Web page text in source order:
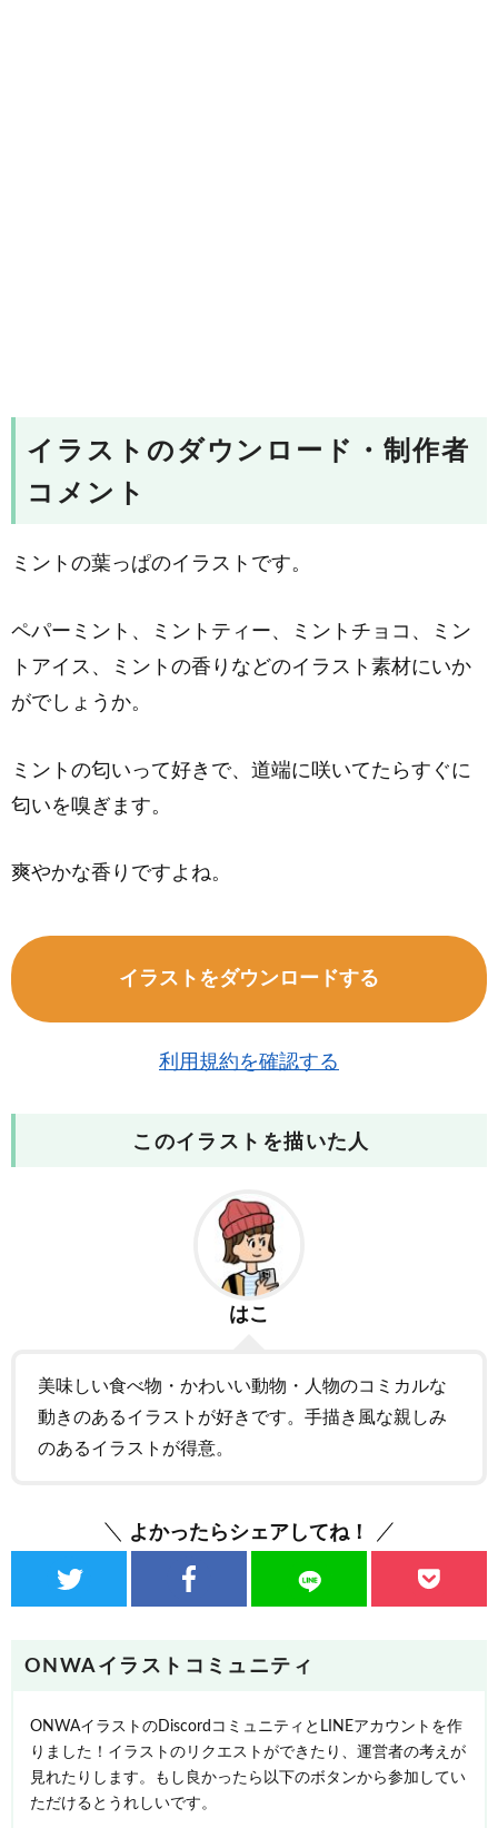
イラストのダウンロード・制作者
コメント
ミントの葉っぱのイラストです。
ペパーミント、ミントティー、ミントチョコ、ミン
トアイス、ミントの香りなどのイラスト素材にいか
がでしょうか。
ミントの匂いって好きで、道端に咲いてたらすぐに
匂いを嗅ぎます。
爽やかな香りですよね。
イラストをダウンロードする
利用規約を確認する
このイラストを描いた人
はこ
美味しい食べ物・かわいい動物・人物のコミカルな
動きのあるイラストが好きです。手描き風な親しみ
のあるイラストが得意。
よかったらシェアしてね！
ONWAイラストコミュニティ
ONWAイラストのDiscordコミュニティとLINEアカウントを作
りました！イラストのリクエストができたり、運営者の考えが
見れたりします。もし良かったら以下のボタンから参加してい
ただけるとうれしいです。